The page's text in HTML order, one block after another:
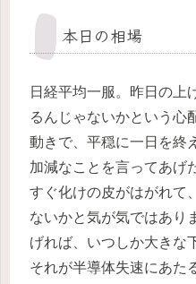
本日の相場
日経平均一服。昨日の上
るんじゃないかという心
動きで、平穏に一日を終
加減なことを言ってあげ
すぐ化けの皮がはがれて
ないかと気が気ではあり
げれば、いつしか大きな
それが半導体失速にあた